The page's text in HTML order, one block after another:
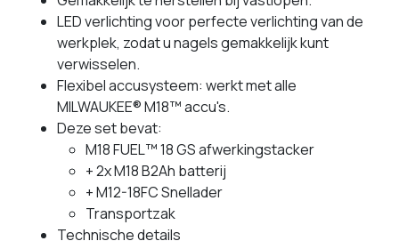
LED verlichting voor perfecte verlichting van de
werkplek, zodat u nagels gemakkelijk kunt
verwisselen.
Flexibel accusysteem: werkt met alle
MILWAUKEE® M18™ accu's.
Deze set bevat:
M18 FUEL™ 18 GS afwerkingstacker
+ 2x M18 B2Ah batterij
+ M12-18FC Snellader
Transportzak
Technische details